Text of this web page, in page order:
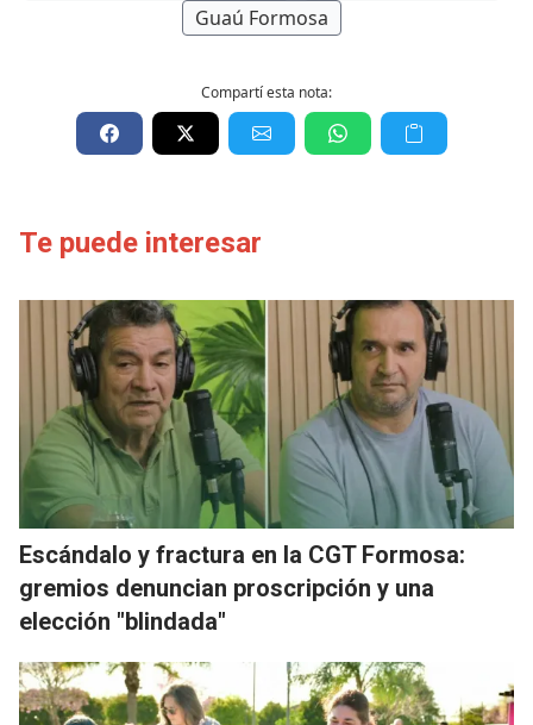
Guaú Formosa
Compartí esta nota:
Te puede interesar
Escándalo y fractura en la CGT Formosa:
gremios denuncian proscripción y una
elección "blindada"